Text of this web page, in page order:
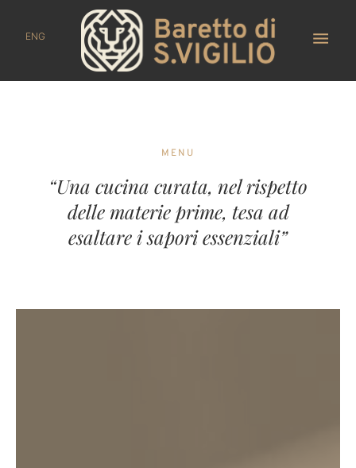
ENG
MENU
“Una cucina curata, nel rispetto
delle materie prime, tesa ad
esaltare i sapori essenziali”